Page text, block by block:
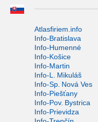
Atlasfiriem.info
Info-Bratislava
Info-Humenné
Info-Košice
Info-Martin
Info-L. Mikuláš
Info-Sp. Nová Ves
Info-Piešťany
Info-Pov. Bystrica
Info-Prievidza